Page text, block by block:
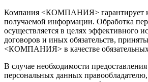
Компания <КОМПАНИЯ> гарантирует
получаемой информации. Обработка
осуществляется в целях эффективного
договоров и иных обязательств,
<КОМПАНИЯ> в качестве
В случае необходимости
персональных данных